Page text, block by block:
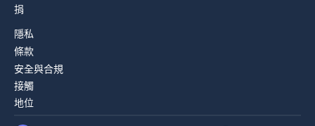
捐
隱私
條款
安全與合規
接觸
地位